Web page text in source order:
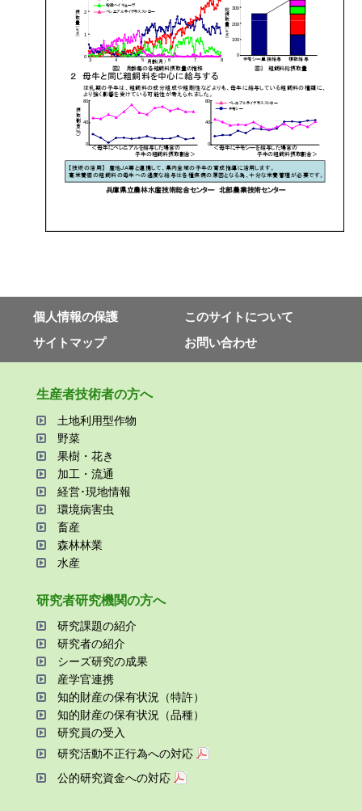
個⼈情報の保護
このサイトについて
サイトマップ
お問い合わせ
⽣産者技術者の⽅へ
⼟地利⽤型作物
野菜
果樹・花き
加⼯・流通
経営･現地情報
環境病害⾍
畜産
森林林業
⽔産
研究者研究機関の⽅へ
研究課題の紹介
研究者の紹介
シーズ研究の成果
産学官連携
知的財産の保有状況（特許）
知的財産の保有状況（品種）
研究員の受⼊
研究活動不正⾏為への対応
公的研究資金への対応